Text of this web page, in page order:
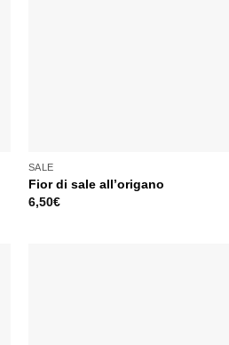
SALE
Fior di sale all’origano
6,50€